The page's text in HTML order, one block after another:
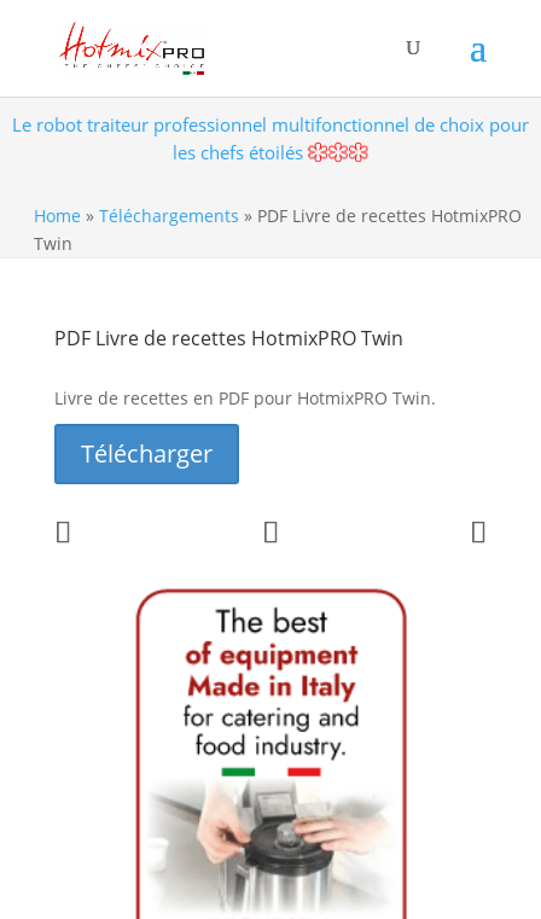
Le robot traiteur professionnel multifonctionnel de choix pour
les chefs étoilés
Home » Téléchargements » PDF Livre de recettes HotmixPRO
Twin
PDF Livre de recettes HotmixPRO Twin
Livre de recettes en PDF pour HotmixPRO Twin.
Télécharger